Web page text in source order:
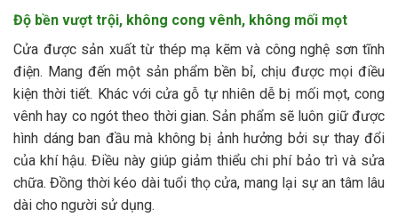
Độ bền vượt trội, không cong vênh, không mối mọt
Cửa được sản xuất từ thép mạ kẽm và công nghệ sơn tĩnh
điện. Mang đến một sản phẩm bền bỉ, chịu được mọi điều
kiện thời tiết. Khác với cửa gỗ tự nhiên dễ bị mối mọt, cong
vênh hay co ngót theo thời gian. Sản phẩm sẽ luôn giữ được
hình dáng ban đầu mà không bị ảnh hưởng bởi sự thay đổi
của khí hậu. Điều này giúp giảm thiểu chi phí bảo trì và sửa
chữa. Đồng thời kéo dài tuổi thọ cửa, mang lại sự an tâm lâu
dài cho người sử dụng.